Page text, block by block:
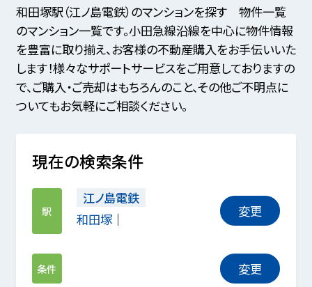
和田塚駅（江ノ島電鉄）のマンションを探す 物件一覧
のマンション一覧です。小田急線沿線を中心に物件情報
を豊富に取り揃え、お客様の不動産購入をお手伝いいた
します！様々なサポートサービスをご用意しておりますの
で、ご購入・ご売却はもちろんのこと、その他ご不明点に
ついてもお気軽にご相談ください。
現在の検索条件
駅
江ノ島電鉄
和田塚
変更
条件 変更